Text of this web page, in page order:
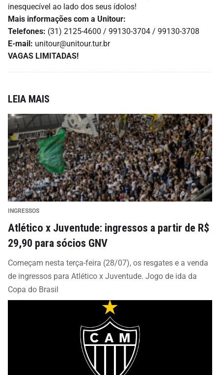
inesquecível ao lado dos seus ídolos!
Mais informações com a Unitour:
Telefones: (31) 2125-4600 / 99130-3704 / 99130-3708
E-mail: unitour@unitour.tur.br
VAGAS LIMITADAS!
LEIA MAIS
INGRESSOS
Atlético x Juventude: ingressos a partir de R$
29,90 para sócios GNV
Começam nesta terça-feira (28/07), os resgates e a venda
de ingressos para Atlético x Juventude. Jogo de ida da
Copa do Brasil